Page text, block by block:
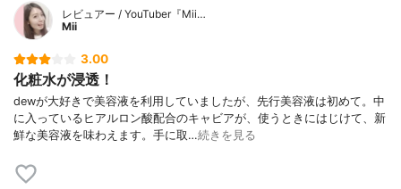
レビュアー / YouTuber『Mii…
Mii
3.00
化粧水が浸透！
dewが大好きで美容液を利用していましたが、先行美容液は初めて。中
に入っているヒアルロン酸配合のキャビアが、使うときにはじけて、新
鮮な美容液を味わえます。手に取…続きを見る